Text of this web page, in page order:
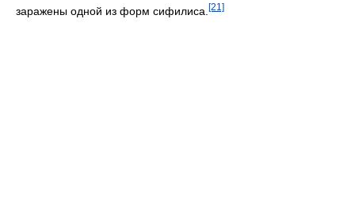
заражены одной из форм сифилиса. [21]